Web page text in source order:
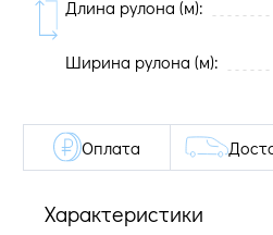
Длина рулона (м):
Ширина рулона (м):
Характеристики
Оплата